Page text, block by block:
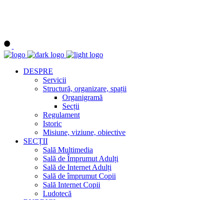
DESPRE
Servicii
Structură, organizare, spații
Organigramă
Secții
Regulament
Istoric
Misiune, viziune, obiective
SECȚII
Sală Multimedia
Sală de Împrumut Adulți
Sală de Internet Adulți
Sală de împrumut Copii
Sală Internet Copii
Ludotecă